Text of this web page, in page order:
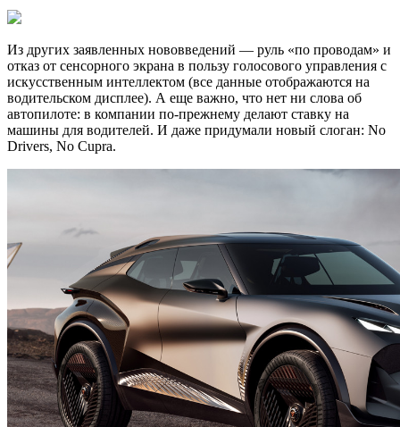
Из других заявленных нововведений — руль «по проводам» и
отказ от сенсорного экрана в пользу голосового управления с
искусственным интеллектом (все данные отображаются на
водительском дисплее). А еще важно, что нет ни слова об
автопилоте: в компании по-прежнему делают ставку на
машины для водителей. И даже придумали новый слоган: No
Drivers, No Cupra.